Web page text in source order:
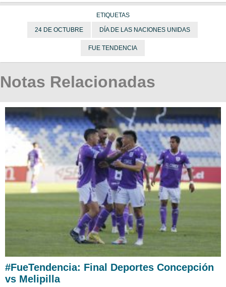
ETIQUETAS
24 DE OCTUBRE DÍA DE LAS NACIONES UNIDAS
FUE TENDENCIA
Notas Relacionadas
#FueTendencia: Final Deportes Concepción
vs Melipilla